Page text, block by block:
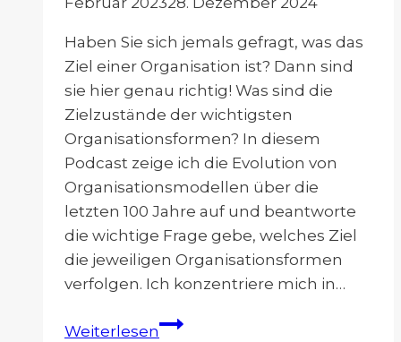
Haben Sie sich jemals gefragt, was das
Ziel einer Organisation ist? Dann sind
sie hier genau richtig! Was sind die
Zielzustände der wichtigsten
Organisationsformen? In diesem
Podcast zeige ich die Evolution von
Organisationsmodellen über die
letzten 100 Jahre auf und beantworte
die wichtige Frage gebe, welches Ziel
die jeweiligen Organisationsformen
verfolgen. Ich konzentriere mich in…
WeiterlesenDie